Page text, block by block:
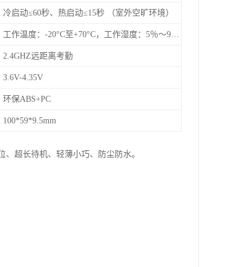
冷启动≤60秒、热启动≤15秒 （室外空旷环境）
工作温度：-20°C至+70°C，工作湿度：5％〜95％RH
2.4GHZ远距离考勤
3.6V-4.35V
环保ABS+PC
100*59*9.5mm
超长待机、轻薄小巧、防尘防水。